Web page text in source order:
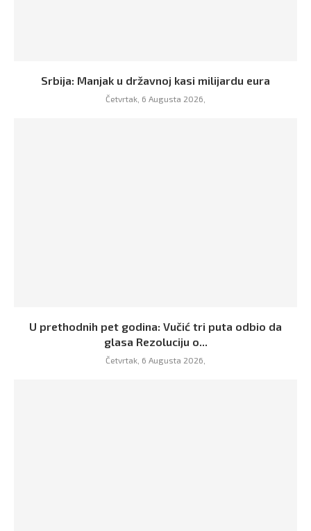
Srbija: Manjak u državnoj kasi milijardu eura
Četvrtak, 6 Augusta 2026,
U prethodnih pet godina: Vučić tri puta odbio da
glasa Rezoluciju o...
Četvrtak, 6 Augusta 2026,